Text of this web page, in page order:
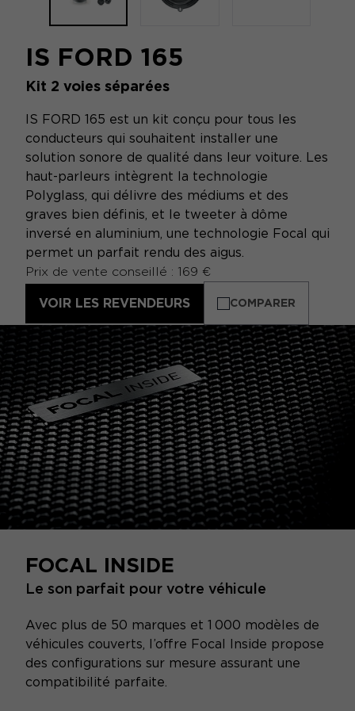
IS FORD 165
Kit 2 voies séparées
IS FORD 165 est un kit conçu pour tous les
conducteurs qui souhaitent installer une
solution sonore de qualité dans leur voiture. Les
haut-parleurs intègrent la technologie
Polyglass, qui délivre des médiums et des
graves bien définis, et le tweeter à dôme
inversé en aluminium, une technologie Focal qui
permet un parfait rendu des aigus.
Prix de vente conseillé : 169 €
VOIR LES REVENDEURS COMPARER
FOCAL INSIDE
Le son parfait pour votre véhicule
Avec plus de 50 marques et 1 000 modèles de
véhicules couverts, l’offre Focal Inside propose
des configurations sur mesure assurant une
compatibilité parfaite.